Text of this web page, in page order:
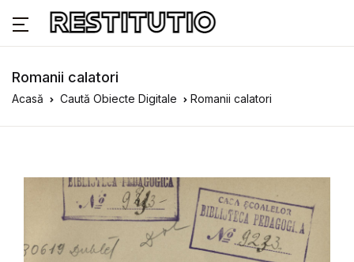
Romanii calatori
Acasă Caută Obiecte Digitale Romanii calatori